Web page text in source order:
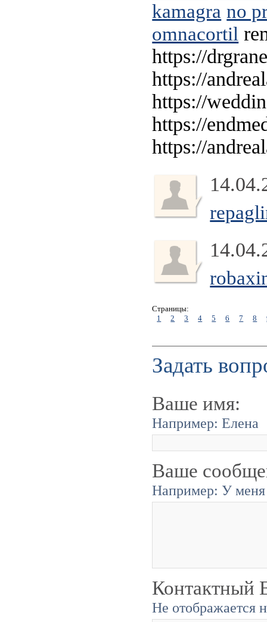
kamagra no
omnacortil
https://
https://
https://
https://
https://
Страницы:
1
2 3 4 5 6 7 8
Задать
Ваше имя:
Например: Елена
Ваше
Например: У меня
Контактный
Не отображается